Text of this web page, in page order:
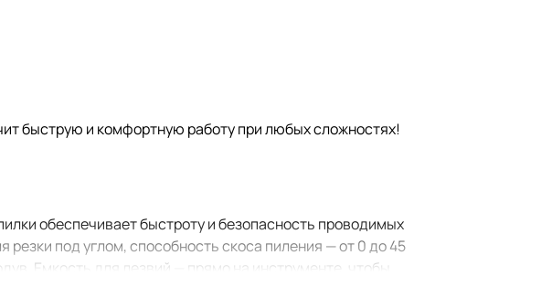
быструю и комфортную работу при любых сложностях!
обеспечивает быстроту и безопасность проводимых
под углом, способность скоса пиления — от 0 до 45
Емкость для лезвий — прямо на инструменте, чтобы